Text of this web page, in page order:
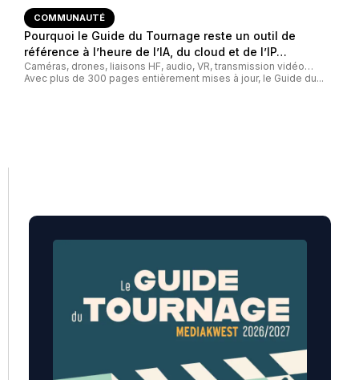
COMMUNAUTÉ
Pourquoi le Guide du Tournage reste un outil de
référence à l’heure de l’IA, du cloud et de l’IP…
Caméras, drones, liaisons HF, audio, VR, transmission vidéo…
Avec plus de 300 pages entièrement mises à jour, le Guide du...